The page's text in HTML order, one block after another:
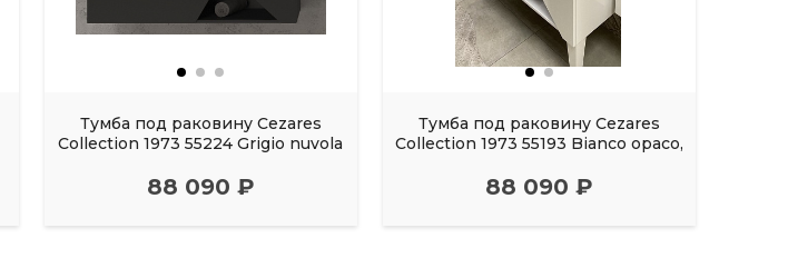
Тумба под раковину Cezares
Collection 1973 55224 Grigio nuvola
88 090 ₽
Тумба под раковину Cezares
Collection 1973 55193 Bianco opaco,
88 090 ₽